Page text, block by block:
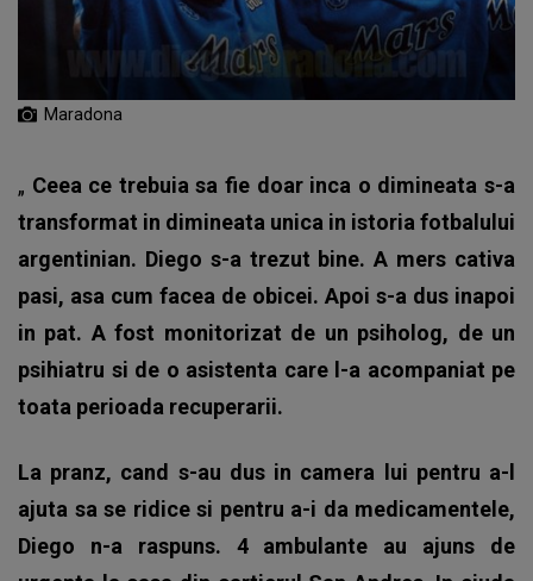
Maradona
„ Ceea ce trebuia sa fie doar inca o dimineata s-a
transformat in dimineata unica in istoria fotbalului
argentinian. Diego s-a trezut bine. A mers cativa
pasi, asa cum facea de obicei. Apoi s-a dus inapoi
in pat. A fost monitorizat de un psiholog, de un
psihiatru si de o asistenta care l-a acompaniat pe
toata perioada recuperarii.
La pranz, cand s-au dus in camera lui pentru a-l
ajuta sa se ridice si pentru a-i da medicamentele,
Diego n-a raspuns. 4 ambulante au ajuns de